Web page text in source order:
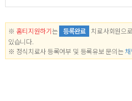
※ 홈티지원하기는 등록완료 치료사회원으
있습니다.
※ 정식치료사 등록여부 및 등록유보 문의는